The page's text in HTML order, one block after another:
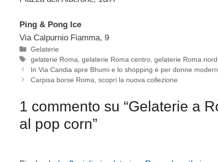
Ping & Pong Ice
Via Calpurnio Fiamma, 9
Categorie
Gelaterie
Tag
gelaterie Roma ,gelaterie Roma centro ,gelaterie Roma nord
In Via Candia apre Bhumi e lo shopping è per donne
Carpisa borse Roma, scopri la nuova collezione
1 commento su “Gelaterie a
al pop corn”